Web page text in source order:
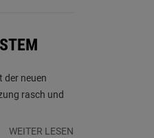
der neuen
rasch und
WEITER LESEN